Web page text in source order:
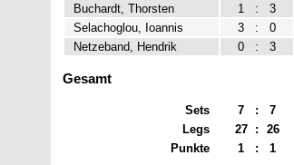
Buchardt, Thorsten
1 : 3
Selachoglou, Ioannis
3 : 0
Netzeband, Hendrik
0 : 3
Gesamt
Sets 7 :
7
Legs
27 :
26
Punkte
1 : 1